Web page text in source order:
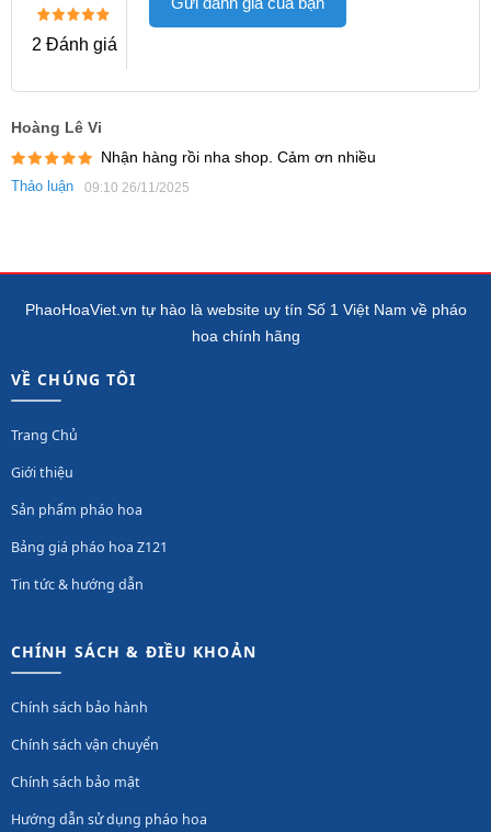
2 Đánh giá
Hoàng Lê Vi
Nhận hàng rồi nha shop. Cảm ơn nhiều
Thảo luận 09:10 26/11/2025
PhaoHoaViet.vn tự hào là website uy tín Số 1 Việt Nam về pháo
hoa chính hãng
VỀ CHÚNG TÔI
Trang Chủ
Giới thiệu
Sản phẩm pháo hoa
Bảng giá pháo hoa Z121
Tin tức & hướng dẫn
CHÍNH SÁCH & ĐIỀU KHOẢN
Chính sách bảo hành
Chính sách vận chuyển
Chính sách bảo mật
Hướng dẫn sử dụng pháo hoa